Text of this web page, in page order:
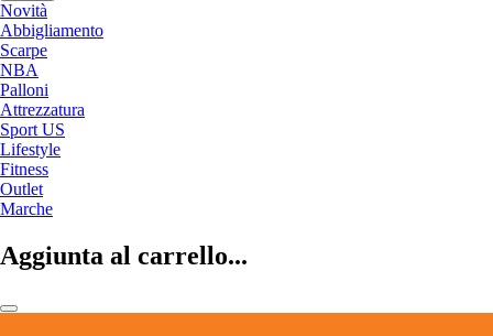
Novità
Abbigliamento
Scarpe
NBA
Palloni
Attrezzatura
Sport US
Lifestyle
Fitness
Outlet
Marche
Aggiunta al carrello...